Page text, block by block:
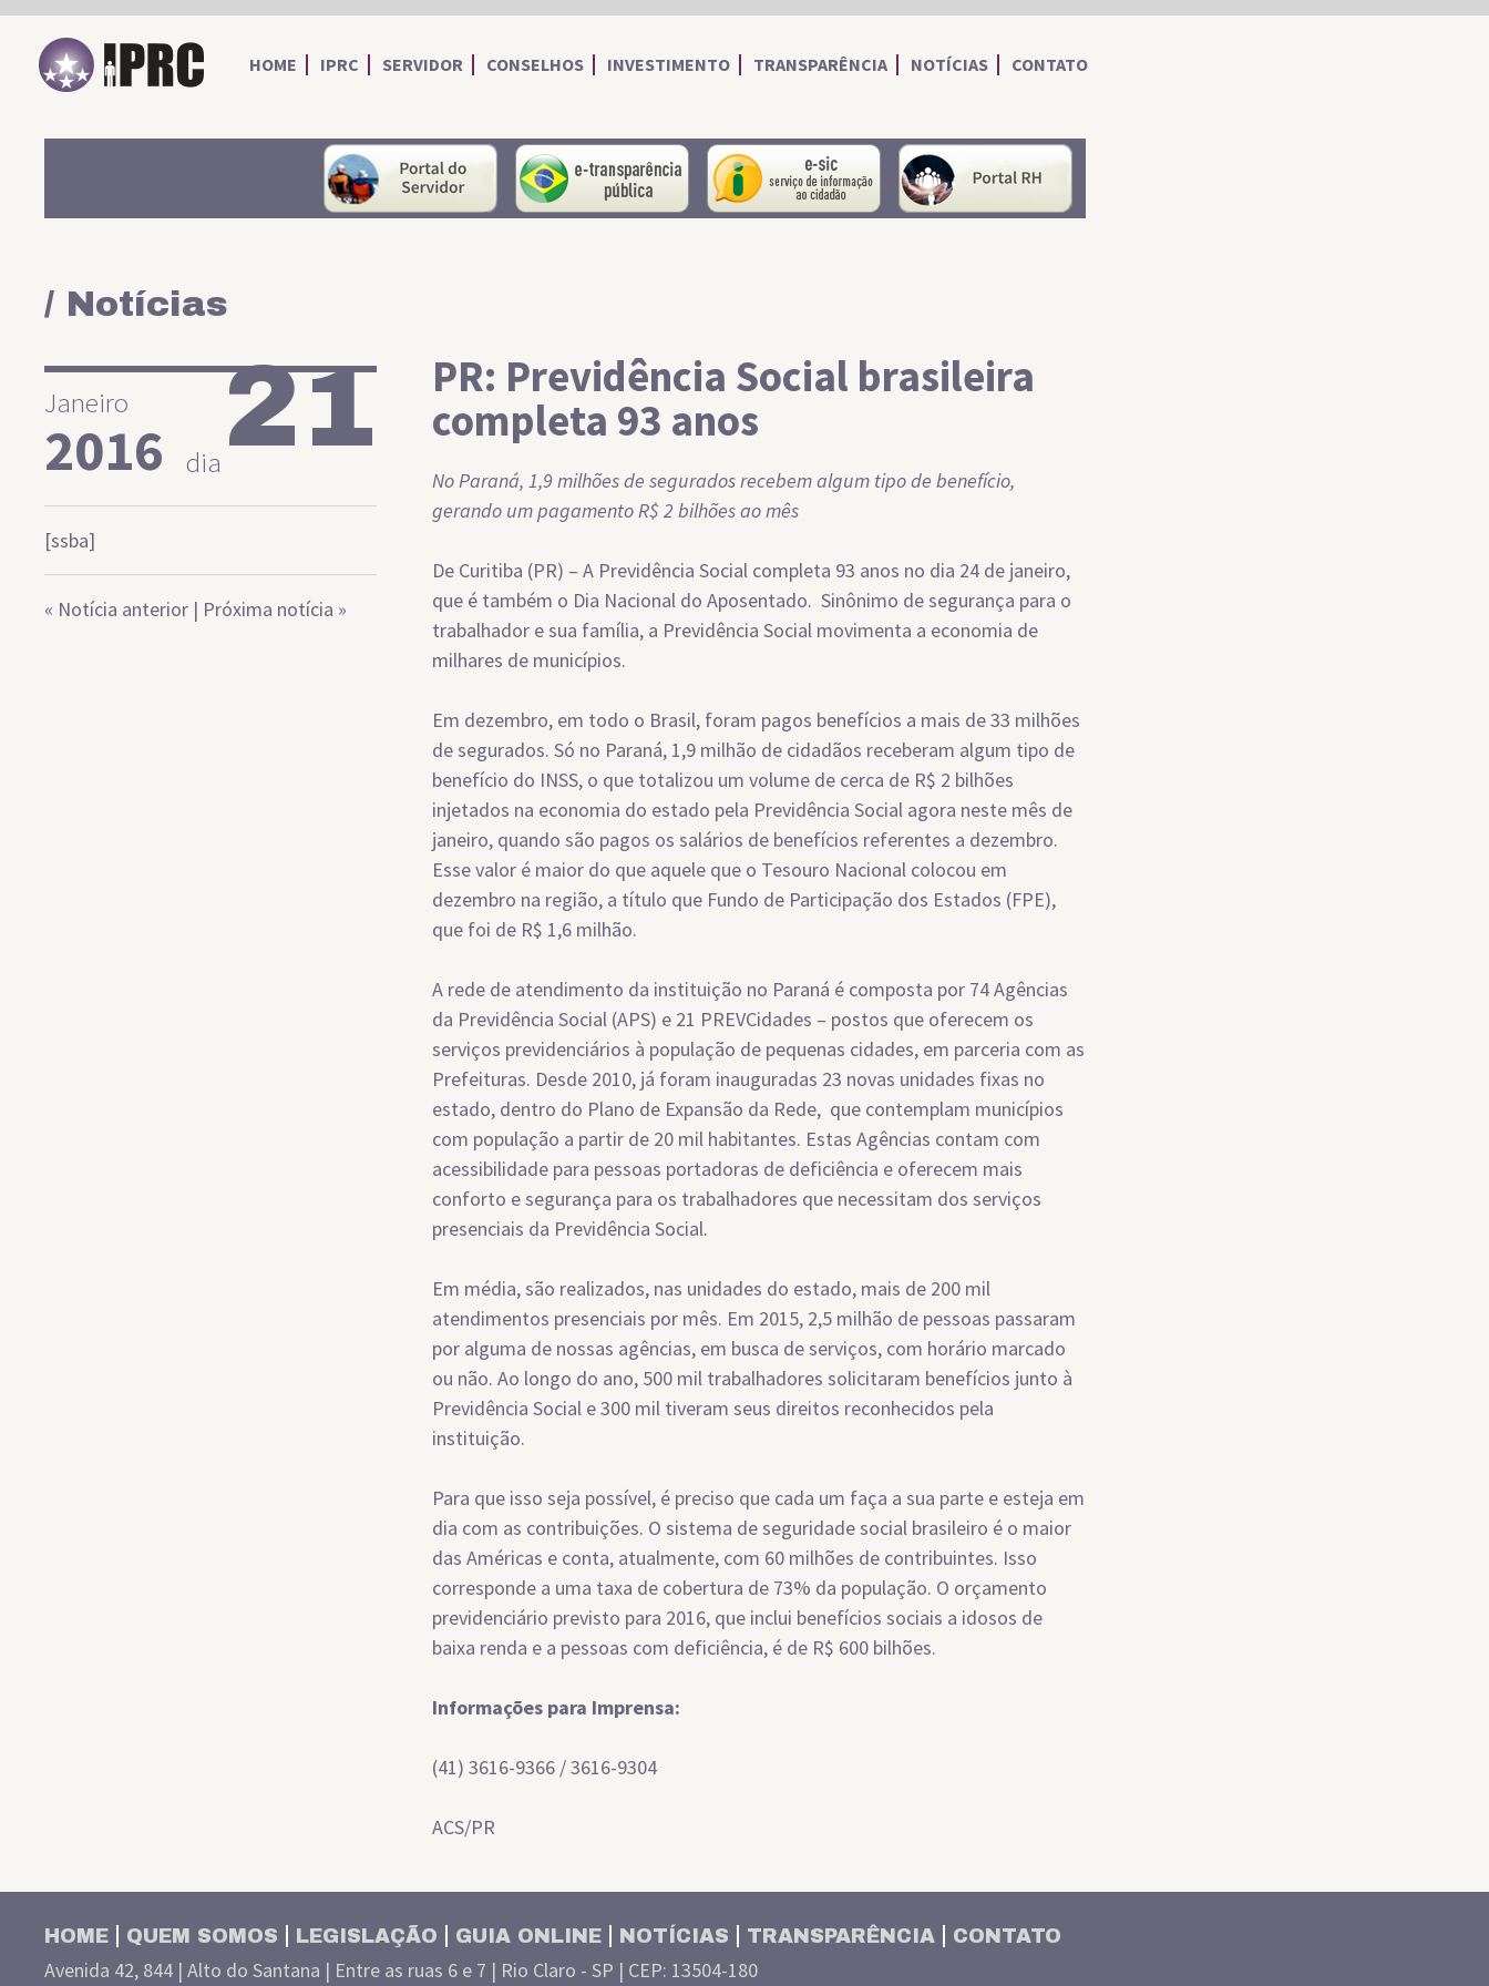
IPRC
HOME IPRC SERVIDOR CONSELHOS INVESTIMENTO TRANSPARÊNCIA NOTÍCIAS CONTATO
portal do servidor portal da transparência Serviço de Informações ao Cidadão
/ Notícias
Janeiro
2016 dia21
[ssba]
« Notícia anterior | Próxima notícia »
PR: Previdência Social brasileira
completa 93 anos
No Paraná, 1,9 milhões de segurados recebem algum tipo de benefício,
gerando um pagamento R$ 2 bilhões ao mês
De Curitiba (PR) – A Previdência Social completa 93 anos no dia 24 de janeiro,
que é também o Dia Nacional do Aposentado. Sinônimo de segurança para o
trabalhador e sua família, a Previdência Social movimenta a economia de
milhares de municípios.
Em dezembro, em todo o Brasil, foram pagos benefícios a mais de 33 milhões
de segurados. Só no Paraná, 1,9 milhão de cidadãos receberam algum tipo de
benefício do INSS, o que totalizou um volume de cerca de R$ 2 bilhões
injetados na economia do estado pela Previdência Social agora neste mês de
janeiro, quando são pagos os salários de benefícios referentes a dezembro.
Esse valor é maior do que aquele que o Tesouro Nacional colocou em
dezembro na região, a título que Fundo de Participação dos Estados (FPE),
que foi de R$ 1,6 milhão.
A rede de atendimento da instituição no Paraná é composta por 74 Agências
da Previdência Social (APS) e 21 PREVCidades – postos que oferecem os
serviços previdenciários à população de pequenas cidades, em parceria com as
Prefeituras. Desde 2010, já foram inauguradas 23 novas unidades fixas no
estado, dentro do Plano de Expansão da Rede, que contemplam municípios
com população a partir de 20 mil habitantes. Estas Agências contam com
acessibilidade para pessoas portadoras de deficiência e oferecem mais
conforto e segurança para os trabalhadores que necessitam dos serviços
presenciais da Previdência Social.
Em média, são realizados, nas unidades do estado, mais de 200 mil
atendimentos presenciais por mês. Em 2015, 2,5 milhão de pessoas passaram
por alguma de nossas agências, em busca de serviços, com horário marcado
ou não. Ao longo do ano, 500 mil trabalhadores solicitaram benefícios junto à
Previdência Social e 300 mil tiveram seus direitos reconhecidos pela
instituição.
Para que isso seja possível, é preciso que cada um faça a sua parte e esteja em
dia com as contribuições. O sistema de seguridade social brasileiro é o maior
das Américas e conta, atualmente, com 60 milhões de contribuintes. Isso
corresponde a uma taxa de cobertura de 73% da população. O orçamento
previdenciário previsto para 2016, que inclui benefícios sociais a idosos de
baixa renda e a pessoas com deficiência, é de R$ 600 bilhões.
Informações para Imprensa:
(41) 3616-9366 / 3616-9304
ACS/PR
HOME QUEM SOMOS LEGISLAÇÃO GUIA ONLINE NOTÍCIAS TRANSPARÊNCIA CONTATO
Avenida 42, 844 | Alto do Santana | Entre as ruas 6 e 7 | Rio Claro - SP | CEP: 13504-180